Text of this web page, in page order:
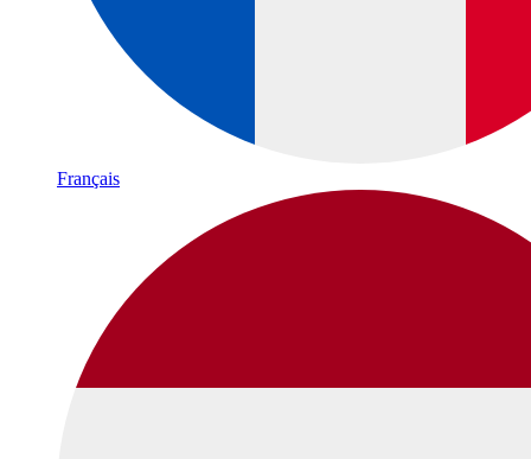
Français